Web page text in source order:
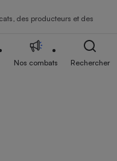
des producteurs et des
Nos combats Rechercher